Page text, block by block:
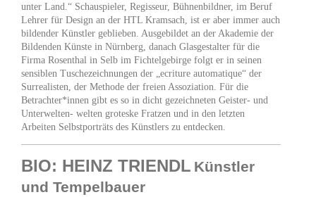
unter Land.“ Schauspieler, Regisseur, Bühnenbildner, im Beruf
Lehrer für Design an der HTL Kramsach, ist er aber immer auch
bildender Künstler geblieben. Ausgebildet an der Akademie der
Bildenden Künste in Nürnberg, danach Glasgestalter für die
Firma Rosenthal in Selb im Fichtelgebirge folgt er in seinen
sensiblen Tuschezeichnungen der „ecriture automatique“ der
Surrealisten, der Methode der freien Assoziation. Für die
Betrachter*innen gibt es so in dicht gezeichneten Geister- und
Unterwelten- welten groteske Fratzen und in den letzten
Arbeiten Selbstporträts des Künstlers zu entdecken.
BIO: HEINZ TRIENDL Künstler
und Tempelbauer